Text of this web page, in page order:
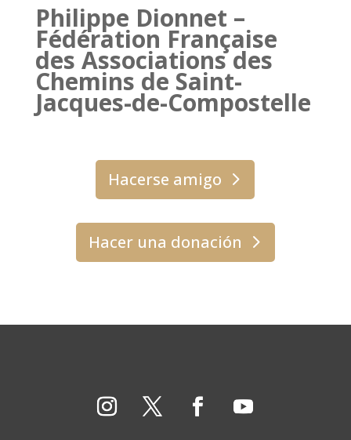
Philippe Dionnet –
Fédération Française
des Associations des
Chemins de Saint-
Jacques-de-Compostelle
Hacerse amigo
Hacer una donación